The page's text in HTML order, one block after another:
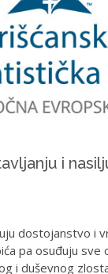
i
dostojanstvo i
pa osuđuju sve
i duševnog